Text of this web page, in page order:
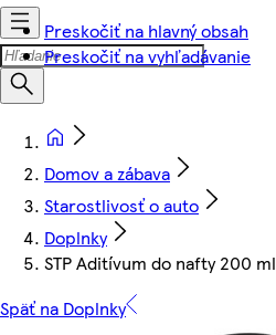
Preskočiť na hlavný obsah
Preskočiť na vyhľadávanie
Domov a zábava
Starostlivosť o auto
Doplnky
STP Aditívum do nafty 200 ml
Späť na Doplnky